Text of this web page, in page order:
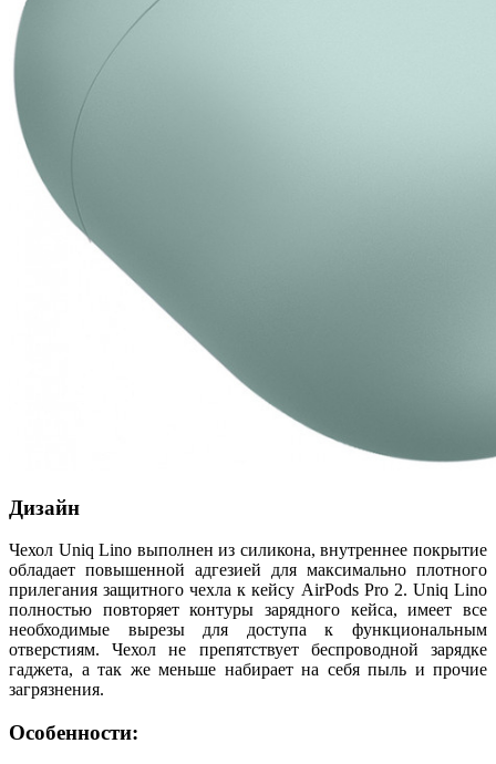
Дизайн
Чехол Uniq Lino выполнен из силикона, внутреннее покрытие
обладает повышенной адгезией для максимально плотного
прилегания защитного чехла к кейсу AirPods Pro 2. Uniq Lino
полностью повторяет контуры зарядного кейса, имеет все
необходимые вырезы для доступа к функциональным
отверстиям. Чехол не препятствует беспроводной зарядке
гаджета, а так же меньше набирает на себя пыль и прочие
загрязнения.
Особенности: